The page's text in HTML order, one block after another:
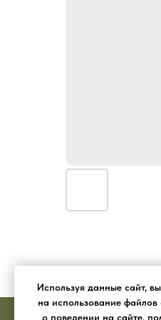
Используя данные сайт,
на использование
о поведении на сайте,